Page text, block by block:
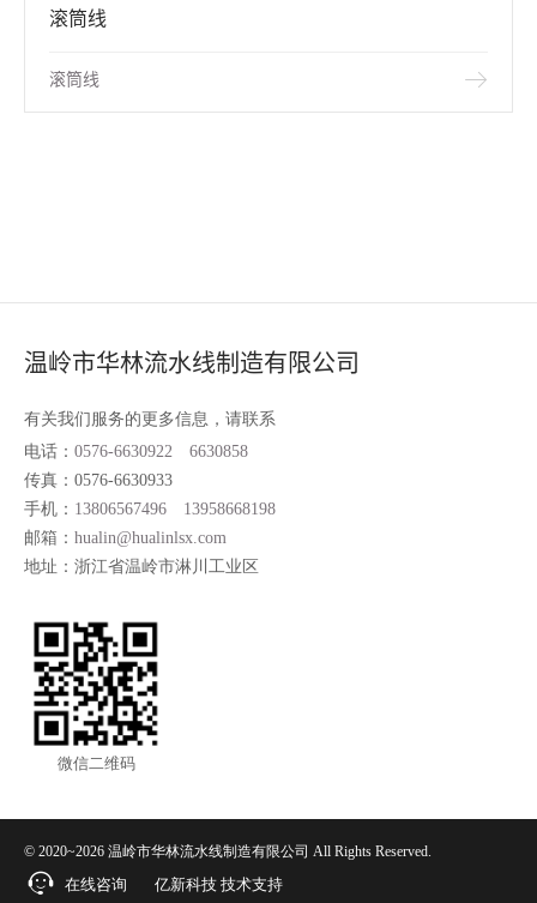
滚筒线
滚筒线
温岭市华林流水线制造有限公司
有关我们服务的更多信息，请联系
电话： 0576-6630922
6630858
传真：0576-6630933
手机： 13806567496
13958668198
邮箱： hualin@hualinlsx.com
地址：浙江省温岭市淋川工业区
微信二维码
© 2020~2026 温岭市华林流水线制造有限公司 All Rights Reserved.
在线咨询 亿新科技 技术支持